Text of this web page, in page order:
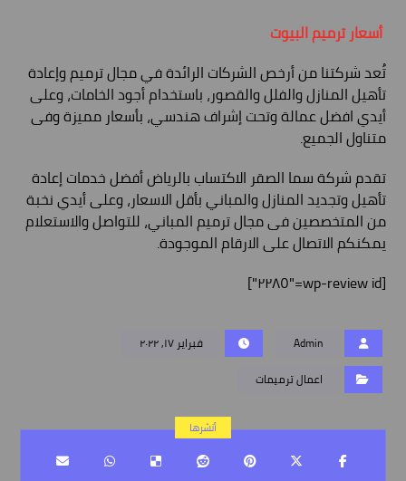
أسعار ترميم البيوت
تُعد شركتنا من أرخص الشركات الرائدة في مجال ترميم وإعادة
تأهيل المنازل والفلل والقصور، باستخدام أجود الخامات، وعلى
أيدي افضل عمالة وتحت إشراف هندسي، بأسعار مميزة وفى
متناول الجميع.
تقدم شركة سما الصقر الاكتساب بالرياض أفضل خدمات إعادة
تأهيل وتجديد المنازل والمباني بأقل الاسعار، وعلى أيدي نخبة
من المتخصصين فى مجال ترميم المباني، للتواصل والاستعلام
يمكنكم الاتصال على الارقام الموجودة.
[wp-review id="٢٢٨٥"]
Admin
فبراير ١٧, ٢٠٢٢
اعمال ترميمات